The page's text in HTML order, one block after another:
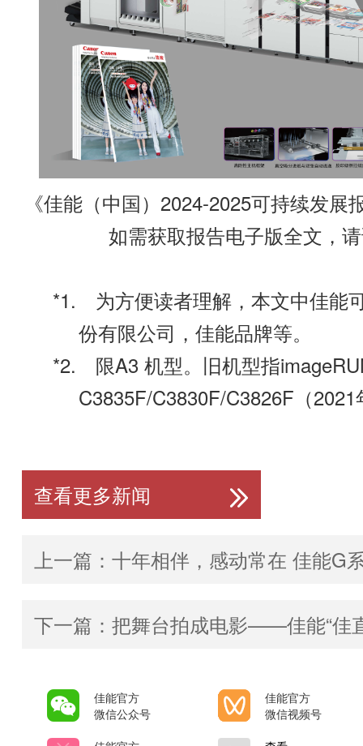
《佳能（中国）2024-2025可持续发
如需获取报告电子版全文，
为方便读者理解，本文中佳能
份有限公司，佳能品牌等。
限A3 机型。旧机型指
C3835F/C3830F/C3826F（
查看更多新闻
佳能官方
微信公众号
佳能官方
微信视频号